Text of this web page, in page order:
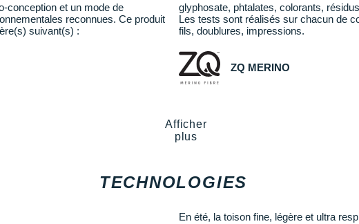
conception et un mode de
reconnues. Ce produit
suivant(s) :
glyphosate, phtalates, colorants,
Les tests sont réalisés sur chacun de
fils, doublures, impressions.
ZQ MERINO
pâturages. Il garantit également la
Afficher
plus
TECHNOLOGIES
En été, la toison fine, légère et ultra